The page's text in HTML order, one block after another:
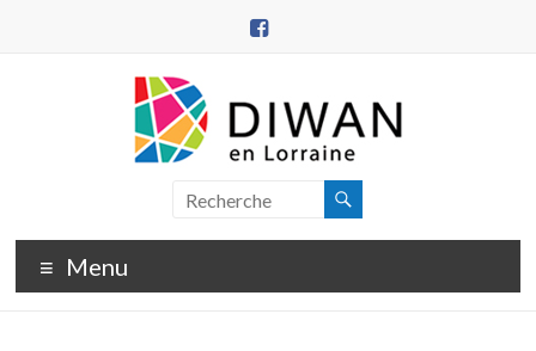
en
LorraineMenu